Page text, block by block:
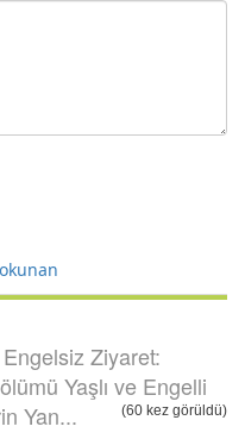
Engelsiz Ziyaret:
Yaşlı ve Engelli
Yan...
(60 kez görüldü)